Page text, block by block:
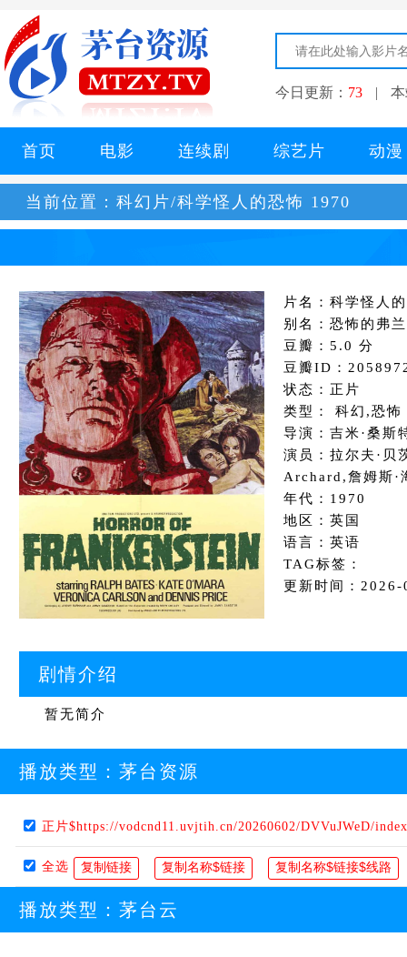
今日更新： 73 |
首页 电影 连续剧 综艺片 动漫
当前位置： 科幻片/科学怪人的恐怖 1970
片名：科学怪人
别名：恐怖的弗
豆瓣：5.0 分
豆瓣ID：
状态：正片
类型： 科幻,恐怖
导演：吉米·桑斯
演员：拉尔夫·贝
Archard,詹姆斯·
年代：1970
地区：英国
语言：英语
TAG标签：
更新时间：
剧情介绍
暂无简介
播放类型： 茅台资源
正片$https://vodcnd11.uvjtih.cn/20260602/DVVuJWeD/
全选
播放类型： 茅台云